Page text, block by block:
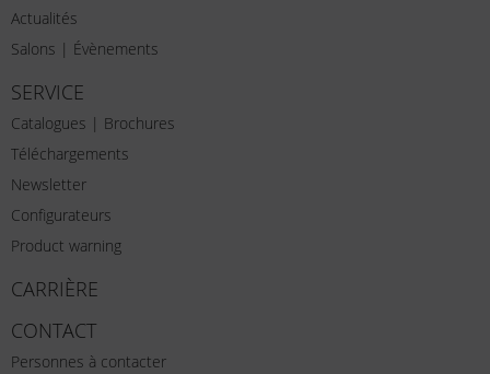
Actualités
Salons | Évènements
SERVICE
Catalogues | Brochures
Téléchargements
Newsletter
Configurateurs
Product warning
CARRIÈRE
CONTACT
Personnes à contacter